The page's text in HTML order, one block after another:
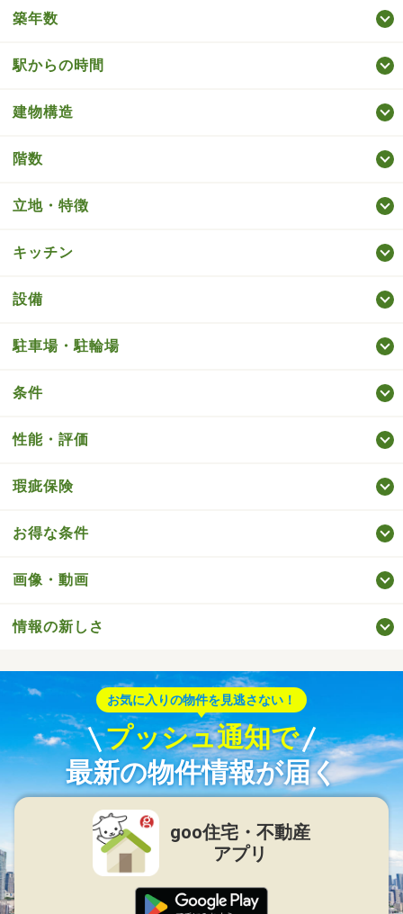
築年数
駅からの時間
建物構造
階数
立地・特徴
キッチン
設備
駐車場・駐輪場
条件
性能・評価
瑕疵保険
お得な条件
画像・動画
情報の新しさ
お気に入りの物件を見逃さない！
プッシュ通知で
最新の物件情報が届く
goo住宅・不動産
アプリ